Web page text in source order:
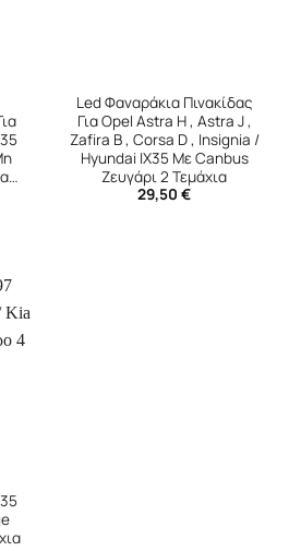
Led Φαναράκια Πινακίδας
Για Opel Astra H , Astra J ,
Zafira B , Corsa D , Insignia /
Hyundai IX35 Με Canbus
Ζευγάρι 2 Τεμάχια
29,50 €